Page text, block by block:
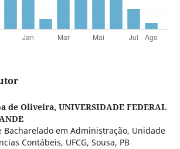
de Oliveira, UNIVERSIDADE FEDERAL
Bacharelado em Administração, Unidade
Contábeis, UFCG, Sousa, PB